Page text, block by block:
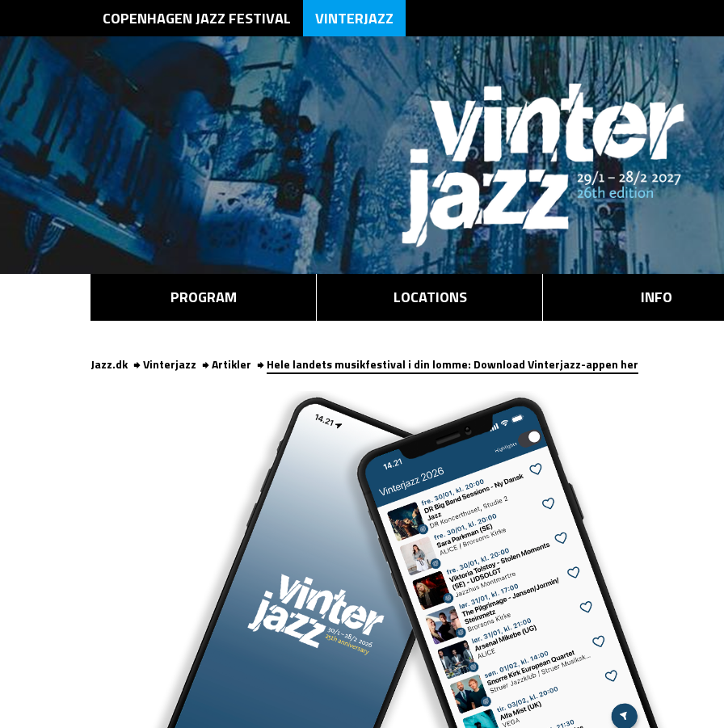
COPENHAGEN JAZZ FESTIVAL VINTERJAZZ
PROGRAM LOCATIONS INFO
Jazz.dk Vinterjazz Artikler Hele landets musikfestival i din lomme: Download Vinterjazz-appen her